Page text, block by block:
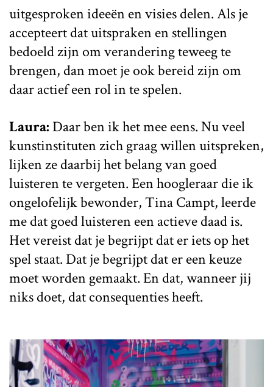
uitgesproken ideeën en visies delen. Als je
accepteert dat uitspraken en stellingen
bedoeld zijn om verandering teweeg te
brengen, dan moet je ook bereid zijn om
daar actief een rol in te spelen.
Laura: Daar ben ik het mee eens. Nu veel
kunstinstituten zich graag willen uitspreken,
lijken ze daarbij het belang van goed
luisteren te vergeten. Een hoogleraar die ik
ongelofelijk bewonder, Tina Campt, leerde
me dat goed luisteren een actieve daad is.
Het vereist dat je begrijpt dat er iets op het
spel staat. Dat je begrijpt dat er een keuze
moet worden gemaakt. En dat, wanneer jij
niks doet, dat consequenties heeft.